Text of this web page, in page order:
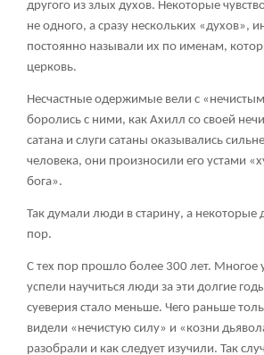
другого из злых духов. Некоторые
не одного, а сразу нескольких «духов»,
постоянно называли их по именам,
церковь.
Несчастные одержимые вели с
боролись с ними, как Ахилл со своей
сатана и слуги сатаны оказывались
человека, они произносили его устами
бога».
Так думали люди в старину, а некоторые
пор.
С тех пор прошло более 300 лет. Многое
успели научиться люди за эти долгие
суеверия стало меньше. Чего раньше
видели «нечистую силу» и «козни
разобрали и как следует изучили. Так